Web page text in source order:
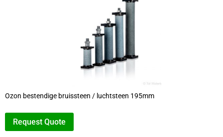
Ozon bestendige bruissteen / luchtsteen 195mm
Request Quote